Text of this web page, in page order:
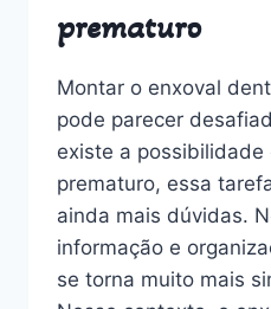
prematuro
Montar o enxoval
pode parecer
existe a possibilidade
prematuro, essa
ainda mais dúvidas.
informação e
se torna muito mais